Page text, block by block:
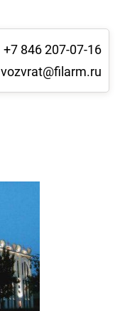
+7 846 207-07-16
vozvrat@filarm.ru